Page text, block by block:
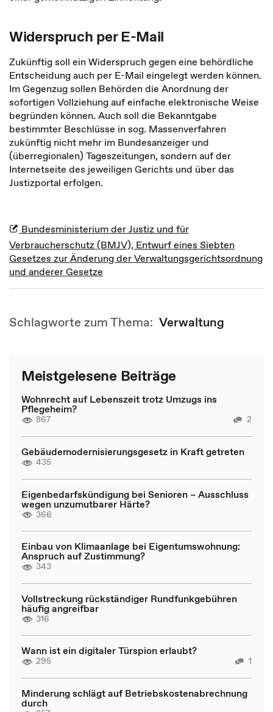
Widerspruch per E-Mail
Zukünftig soll ein Widerspruch gegen eine behördliche
Entscheidung auch per E-Mail eingelegt werden können.
Im Gegenzug sollen Behörden die Anordnung der
sofortigen Vollziehung auf einfache elektronische Weise
begründen können. Auch soll die Bekanntgabe
bestimmter Beschlüsse in sog. Massenverfahren
zukünftig nicht mehr im Bundesanzeiger und
(überregionalen) Tageszeitungen, sondern auf der
Internetseite des jeweiligen Gerichts und über das
Justizportal erfolgen.
Bundesministerium der Justiz und für
Verbraucherschutz (BMJV), Entwurf eines Siebten
Gesetzes zur Änderung der Verwaltungsgerichtsordnung
und anderer Gesetze
Schlagworte zum Thema: Verwaltung
Meistgelesene Beiträge
Wohnrecht auf Lebenszeit trotz Umzugs ins
Pflegeheim?
867 2
Gebäudemodernisierungsgesetz in Kraft getreten
435
Eigenbedarfskündigung bei Senioren – Ausschluss
wegen unzumutbarer Härte?
366
Einbau von Klimaanlage bei Eigentumswohnung:
Anspruch auf Zustimmung?
343
Vollstreckung rückständiger Rundfunkgebühren
häufig angreifbar
316
Wann ist ein digitaler Türspion erlaubt?
295 1
Minderung schlägt auf Betriebskostenabrechnung
durch